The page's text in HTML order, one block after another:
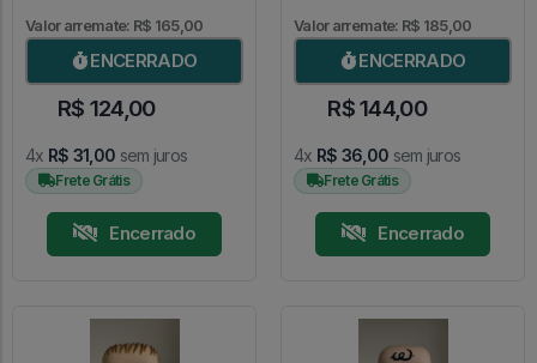
Valor arremate: R$ 165,00
ENCERRADO
R$ 124,00
4x R$ 31,00 sem juros
Frete Grátis
Encerrado
Valor arremate: R$ 185,00
ENCERRADO
R$ 144,00
4x R$ 36,00 sem juros
Frete Grátis
Encerrado